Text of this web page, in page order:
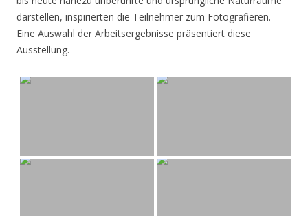
darstellen, inspirierten die Teilnehmer zum Fotografieren.
Eine Auswahl der Arbeitsergebnisse präsentiert diese
Ausstellung.